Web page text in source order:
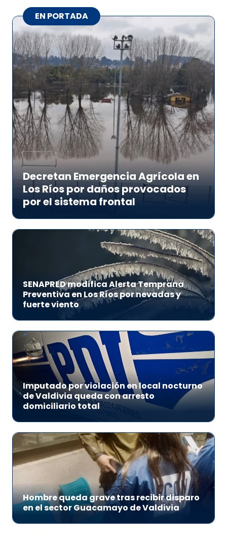
EN PORTADA
Decretan Emergencia Agrícola en
Los Ríos por daños provocados
por el sistema frontal
SENAPRED modifica Alerta Temprana
Preventiva en Los Ríos por nevadas y
fuerte viento
Imputado por violación en local nocturno
de Valdivia queda con arresto
domiciliario total
Hombre queda grave tras recibir disparo
en el sector Guacamayo de Valdivia